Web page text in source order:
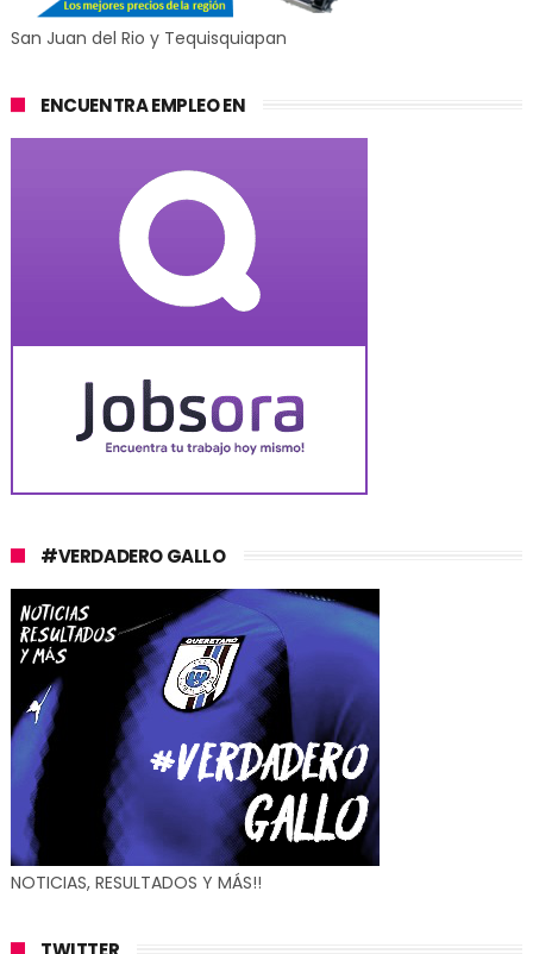
San Juan del Rio y Tequisquiapan
ENCUENTRA EMPLEO EN
#VERDADERO GALLO
NOTICIAS, RESULTADOS Y MÁS!!